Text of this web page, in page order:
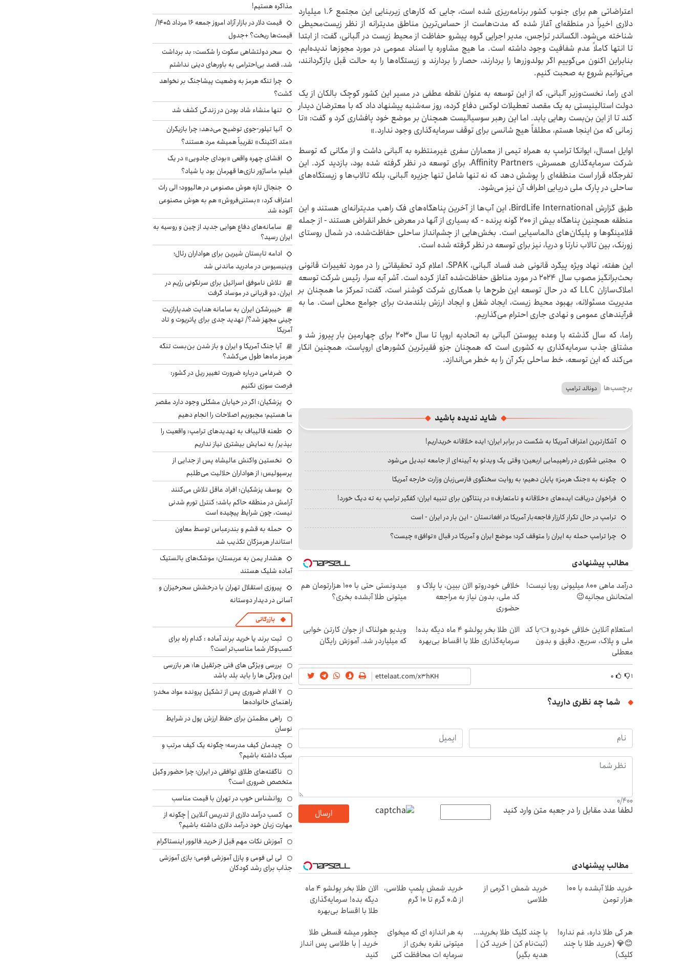
اعتراضاتی هم برای جنوب کشور برنامه‌ریزی شده است، جایی که کارهای زیربنایی این مجتمع ۱.۶ میلیارد
دلاری اخیراً در منطقه‌ای آغاز شده که مدت‌هاست از حساس‌ترین مناطق مدیترانه از نظر زیست‌محیطی
شناخته می‌شود. الکساندر تراجس، مدیر اجرایی گروه پیشرو حفاظت از محیط زیست در آلبانی، گفت: از ابتدا
تا انتها کاملاً عدم شفافیت وجود داشته است. ما هیچ مشاوره یا اسناد عمومی در مورد مجوزها ندیده‌ایم،
بنابراین اکنون می‌گوییم اگر بولدوزرها را بردارند، حصار را بردارند و زیستگاه‌ها را به حالت قبل بازگردانند،
می‌توانیم شروع به صحبت کنیم.
ادی راما، نخست‌وزیر آلبانی، که از این توسعه به عنوان نقطه عطفی در مسیر این کشور کوچک بالکان از یک
دولت استالینیستی به یک مقصد تعطیلات لوکس دفاع کرده، روز سه‌شنبه پیشنهاد داد که با معترضان دیدار
کند تا از این بن‌بست رهایی یابد. اما این رهبر سوسیالیست همچنان بر موضع خود پافشاری کرد و گفت: «تا
زمانی که من اینجا هستم، مطلقاً هیچ شانسی برای توقف سرمایه‌گذاری وجود ندارد.»
اوایل امسال، ایوانکا ترامپ به همراه تیمی از معماران سفری غیرمنتظره به آلبانی داشت و از مکانی که توسط
شرکت سرمایه‌گذاری همسرش، Affinity Partners، برای توسعه در نظر گرفته شده بود، بازدید کرد. این
تفرجگاه قرار است منطقه‌ای را پوشش دهد که نه تنها شامل تنها جزیره آلبانی، بلکه تالاب‌ها و زیستگاه‌های
ساحلی در پارک ملی دریایی اطراف آن نیز می‌شود.
طبق گزارش BirdLife International، این آب‌ها از آخرین پناهگاه‌های فک راهب مدیترانه‌ای هستند و این
منطقه همچنین پناهگاه بیش از ۲۰۰ گونه پرنده - که بسیاری از آنها در معرض خطر انقراض هستند - از جمله
فلامینگوها و پلیکان‌های دالماسیایی است. بخش‌هایی از چشم‌انداز ساحلی حفاظت‌شده، در شمال روستای
زورنک، بین تالاب نارتا و دریا، نیز برای توسعه در نظر گرفته شده است.
این هفته، نهاد ویژه پیگرد قانونی ضد فساد آلبانی، SPAK، اعلام کرد تحقیقاتی را در مورد تغییرات قانونی
بحث‌برانگیز مصوب سال ۲۰۲۴ در مورد مناطق حفاظت‌شده آغاز کرده است. آشر آبه سرا، رئیس شرکت توسعه
املاک‌سازان LLC که در حال توسعه این طرح‌ها با همکاری شرکت کوشنر است، گفت: تمرکز ما همچنان بر
مدیریت مسئولانه، بهبود محیط زیست، ایجاد شغل و ایجاد ارزش بلندمدت برای جوامع محلی است. ما به
فرآیندهای عمومی و نهادی جاری احترام می‌گذاریم.
راما، که سال گذشته با وعده پیوستن آلبانی به اتحادیه اروپا تا سال ۲۰۳۰ برای چهارمین بار پیروز شد و
مشتاق جذب سرمایه‌گذاری به کشوری است که همچنان جزو فقیرترین کشورهای اروپاست، همچنین انکار
می‌کند که این توسعه، خط ساحلی بکر آن را به خطر می‌اندازد.
برچسب‌ها دونالد ترامپ
شاید ندیده باشید
آشکارترین اعتراف آمریکا به شکست در برابر ایران؛ ایده خلاقانه خریداریم!
مجتبی شکوری در راهپیمایی اربعین؛ وقتی یک ویدئو به آیینه‌ای از جامعه تبدیل می‌شود
چگونه به «جنگ هرمز» پایان دهیم؛ به روایت سخنگوی فارسی‌زبان وزارت خارجه آمریکا
فراخوان دریافت ایده‌های «خلاقانه و نامتعارف» در پنتاگون برای تنبیه ایران؛ کفگیر ترامپ به ته دیگ خورد!
ترامپ در حال تکرار کارزار فاجعه‌بار آمریکا در افغانستان - این بار در ایران - است
چرا ترامپ حمله به ایران را متوقف کرد؛ موضع ایران و آمریکا در قبال «توافق» چیست؟
مطالب پیشنهادی
درآمد ماهی 800 میلیونی رویا نیست!
امتحانش مجانیه😉
خلافی خودروتو الان ببین، با پلاک و
کد ملی، بدون نیاز به مراجعه
حضوری
میدونستی حتی با ۱۰۰ هزارتومان هم
میتونی طلا آبشده بخری؟
استعلام آنلاین خلافی خودرو 👈با کد
ملی و پلاک، سریع، دقیق و بدون
معطلی
الان طلا بخر پولشو 4 ماه دیگه بده!
سرمایه‌گذاری طلا با اقساط بی‌بهره
ویدیو هولناک از جوان کارتن خوابی
که میلیاردر شد. آموزش رایگان
۱ ۰
شما چه نظری دارید؟
0/400
لطفا عدد مقابل را در جعبه متن وارد کنید ارسال
مطالب پیشنهادی
خرید طلا آبشده با 100
هزار تومن
خرید شمش 1 گرمی از
طلاسی
خرید شمش پلمپ طلاسی،
از ۰.۵ گرم تا ۱۰ گرم
الان طلا بخر پولشو 4 ماه
دیگه بده! سرمایه‌گذاری
طلا با اقساط بی‌بهره
هر کی طلا داره، غم نداره!
😊💎 (خرید طلا با چند
کلیک)
با چند کلیک طلا بخرید...
(ثبت‌نام کن | خرید کن |
هدیه بگیر)
به هر اندازه ای که میخوای
میتونی نقره بخری از
سرمایه ات محافظت کنی
چطور میشه قسطی طلا
خرید | با طلاسی پس انداز
کنید
مذاکره هستیم!
قیمت دلار در بازار آزاد امروز جمعه ۱۶ مرداد ۱۴۰۵/
قیمت‌ها ریخت؟ +جدول
سحر دولتشاهی سکوت را شکست: بد برداشت
شد، قصد بی‌احترامی به باورهای دینی نداشتم
چرا تنگه هرمز به وضعیت پیشاجنگ بر نخواهد
گشت؟
تنها منشاء شاد بودن در زندگی کشف شد
آنیا تیلور-جوی توضیح می‌دهد: چرا بازیگران
«متد اکتینگ» تقریباً همیشه مرد هستند؟
افشای چهره واقعی «بودای جادویی» در یک
فیلم؛ ماساژور نازی‌ها قهرمان بود یا شیاد؟
جنجال تازه هوش مصنوعی در هالیوود؛ الی راث
اعتراف کرد: «بستنی‌فروش» هم به هوش مصنوعی
آلوده شد
سامانه‌های دفاع هوایی جدید از چین و روسیه به
ایران رسید؟
ادامه تابستان شیرین برای هواداران رئال؛
وینیسیوس در مادرید ماندنی شد
تلاش ناموفق اسرائیل برای سرنگونی رژیم در
ایران، دو قربانی در موساد گرفت
خیبرشکن ایران به سامانه هدایت ضدپارازیت
چینی مجهز شد؟/ تهدید جدی برای پاتریوت و تاد
آمریکا
آیا جنگ آمریکا و ایران و باز شدن بن‌بست تنگه
هرمز ماه‌ها طول می‌کشد؟
ضرغامی درباره ضرورت تغییر ریل در کشور:
فرصت سوزی نکنیم
پزشکیان: اگر در خیابان مشکلی وجود دارد مقصر
ما هستیم؛ مجبوریم اصلاحات را انجام دهیم
طعنه قالیباف به تهدیدهای ترامپ: واقعیت را
بپذیر/ به نمایش بیشتری نیاز نداریم
نخستین واکنش عالیشاه پس از جدایی از
پرسپولیس: از هواداران حلالیت می‌طلبم
یوسف پزشکیان: افراد عاقل تلاش می‌کنند
آرامش در منطقه حاکم باشد؛ کنترل تورم شدنی
نیست، چون شرایط پیچیده است
حمله به قشم و بندرعباس توسط معاون
استاندار هرمزگان تکذیب شد
هشدار یمن به عربستان: موشک‌های بالستیک
آماده شلیک هستند
پیروزی استقلال تهران با درخشش سحرخیزان و
آسانی در دیدار دوستانه
بازرگانی
ثبت برند یا خرید برند آماده : کدام راه برای
کسب‌وکار شما مناسب‌تر است؟
بررسی ویژگی های فنی جرثقیل ها: هر بازرسی
این ویژگی ها را باید بلد باشد
۷ اقدام ضروری پس از تشکیل پرونده مواد مخدر؛
راهنمای خانواده‌ها
راهی مطمئن برای حفظ ارزش پول در شرایط
نوسان
چیدمان کیف مدرسه؛ چگونه یک کیف مرتب و
سبک داشته باشیم؟
ناگفته‌های طلاق توافقی در ایران؛ چرا حضور وکیل
متخصص ضروری است؟
روانشناس خوب در تهران با قیمت مناسب
کسب درآمد دلاری از تدریس آنلاین | چگونه از
مهارت زبان خود درآمد دلاری داشته باشیم؟
آموزش نکات مهم قبل از خرید فالوور اینستاگرام
لی لی فومی و پازل آموزشی فومی؛ بازی آموزشی
جذاب برای رشد کودکان